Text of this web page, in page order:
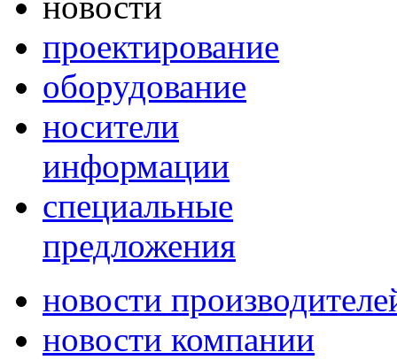
проектирование
оборудование
носители
информации
специальные
предложения
новости
новости компании